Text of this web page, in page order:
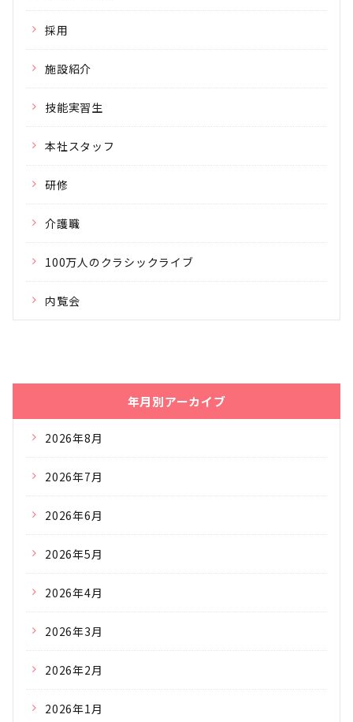
採用
施設紹介
技能実習生
本社スタッフ
研修
介護職
100万人のクラシックライブ
内覧会
年月別アーカイブ
2026年8月
2026年7月
2026年6月
2026年5月
2026年4月
2026年3月
2026年2月
2026年1月